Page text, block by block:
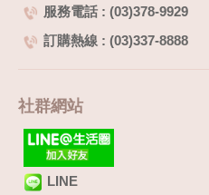
服務電話 : (03)378-9929
訂購熱線 : (03)337-8888
社群網站
LINE